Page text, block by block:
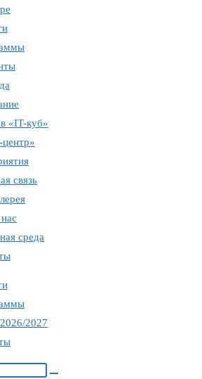
«IT-куб»
связь
среда
2027